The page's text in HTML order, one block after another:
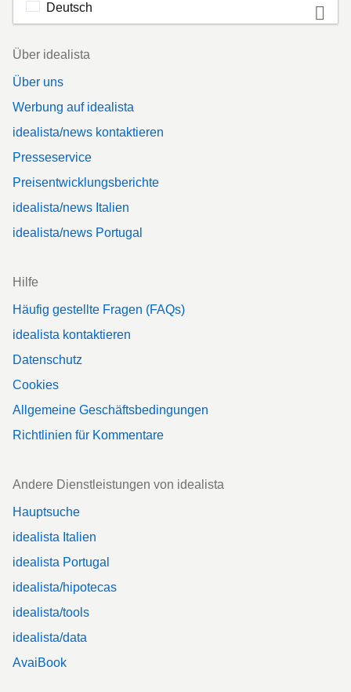
Deutsch
Footer
Über idealista
Über uns
Werbung auf idealista
idealista/news kontaktieren
Presseservice
Preisentwicklungsberichte
idealista/news Italien
idealista/news Portugal
Hilfe
Häufig gestellte Fragen (FAQs)
idealista kontaktieren
Datenschutz
Cookies
Allgemeine Geschäftsbedingungen
Richtlinien für Kommentare
Andere Dienstleistungen von idealista
Hauptsuche
idealista Italien
idealista Portugal
idealista/hipotecas
idealista/tools
idealista/data
AvaiBook